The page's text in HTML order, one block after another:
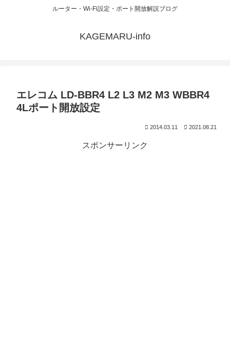
ルーター・Wi-Fi設定・ポート開放解説ブログ
KAGEMARU-info
エレコム LD-BBR4 L2 L3 M2 M3 WBBR4
4Lポート開放設定
2014.03.11 2021.08.21
スポンサーリンク